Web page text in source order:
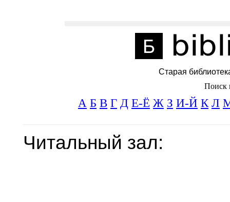
Старая
Поиск
А Б В Г Д Е-Ё Ж З И-Й К Л
Читальный зал: